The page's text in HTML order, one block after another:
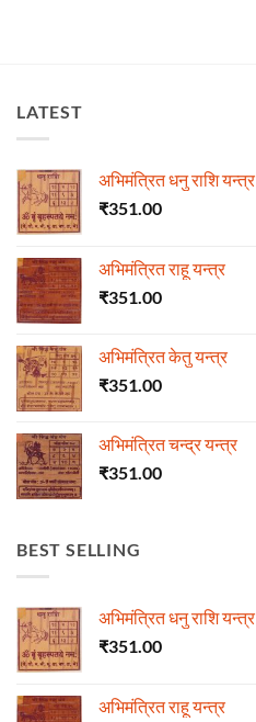
LATEST
अभिमंत्रित धनु राशि यन्त्र
₹351.00
अभिमंत्रित राहू यन्त्र
₹351.00
अभिमंत्रित केतु यन्त्र
₹351.00
अभिमंत्रित चन्द्र यन्त्र
₹351.00
BEST SELLING
अभिमंत्रित धनु राशि यन्त्र
₹351.00
अभिमंत्रित राहू यन्त्र